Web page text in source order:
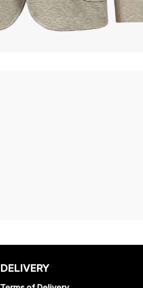
DELIVERY